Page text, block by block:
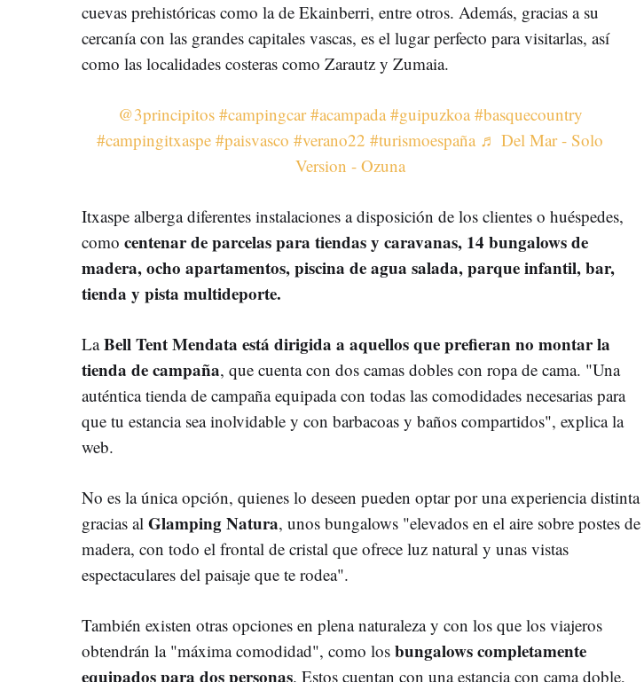
cuevas prehistóricas como la de Ekainberri, entre otros. Además, gracias a su
cercanía con las grandes capitales vascas, es el lugar perfecto para visitarlas, así
como las localidades costeras como Zarautz y Zumaia.
@3principitos #campingcar #acampada #guipuzkoa #basquecountry
#campingitxaspe #paisvasco #verano22 #turismoespaña ♬ Del Mar - Solo
Version - Ozuna
Itxaspe alberga diferentes instalaciones a disposición de los clientes o huéspedes,
como centenar de parcelas para tiendas y caravanas, 14 bungalows de
madera, ocho apartamentos, piscina de agua salada, parque infantil, bar,
tienda y pista multideporte.
LaBell Tent Mendata está dirigida a aquellos que prefieran no montar la
tienda de campaña, que cuenta con dos camas dobles con ropa de cama. "Una
auténtica tienda de campaña equipada con todas las comodidades necesarias para
que tu estancia sea inolvidable y con barbacoas y baños compartidos", explica la
web.
No es la única opción, quienes lo deseen pueden optar por una experiencia distinta
gracias al Glamping Natura, unos bungalows "elevados en el aire sobre postes de
madera, con todo el frontal de cristal que ofrece luz natural y unas vistas
espectaculares del paisaje que te rodea".
También existen otras opciones en plena naturaleza y con los que los viajeros
obtendrán la "máxima comodidad", como los bungalows completamente
equipados para dos personas. Estos cuentan con una estancia con cama doble,